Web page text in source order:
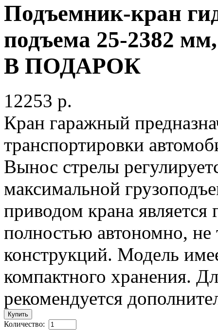
Подъемник-кран
подъема 25-2382
В ПОДАРОК
12253 p.
Кран гаражный
транспортировки
Вынос стрелы
максимальной
приводом крана
полностью автономно, не
конструкций. Модель
компактного хранения.
рекомендуется
Количество: